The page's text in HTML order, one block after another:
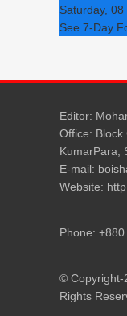
Saturday, 08
See 7-Day
Editor:
Office: Block
KumarPara,
E-mail:
Website:
Phone:
© Copyright-
Rights